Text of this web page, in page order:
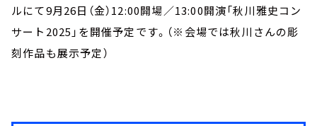
ルにて9月26日（金）12:00開場／13:00開演「秋川雅史コン
サート2025」を開催予定です。（※会場では秋川さんの彫
刻作品も展示予定）